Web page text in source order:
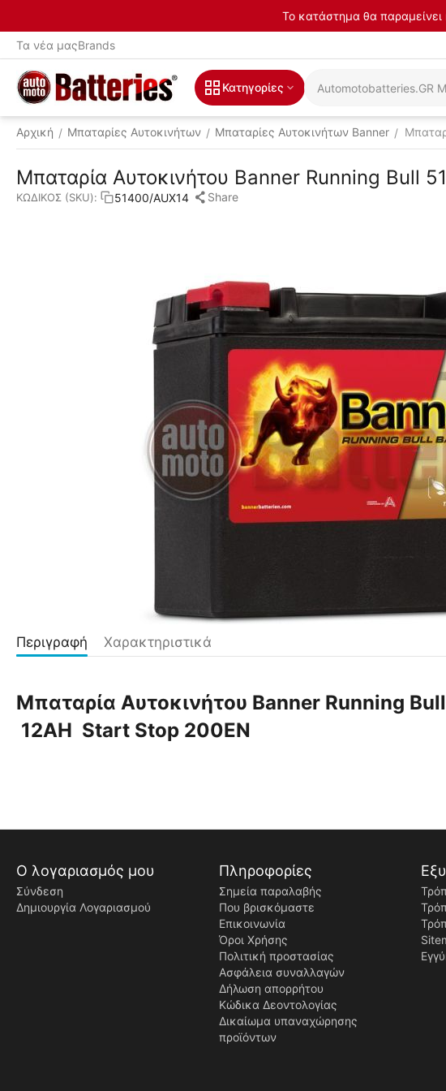
Το κατάστημα θα
Τα νέα μαςBrands
Κατηγορίες
Αρχική / Μπαταρίες Αυτοκινήτων / Μπαταρίες Αυτοκινήτων Banner /
Μπαταρία Αυτοκινήτου Banner Running Bull
ΚΩΔΙΚΟΣ (SKU): 51400/AUX14 Share
Περιγραφή Χαρακτηριστικά
Μπαταρία Αυτοκινήτου Banner Running
12AH Start Stop 200EN
Ο λογαριασμός μου
Σύνδεση
Δημιουργία Λογαριασμού
Πληροφορίες
Σημεία παραλαβής
Που βρισκόμαστε
Επικοινωνία
Όροι Χρήσης
Πολιτική προστασίας
Ασφάλεια συναλλαγών
Δήλωση απορρήτου
Κώδικα Δεοντολογίας
Δικαίωμα υπαναχώρησης
προϊόντων